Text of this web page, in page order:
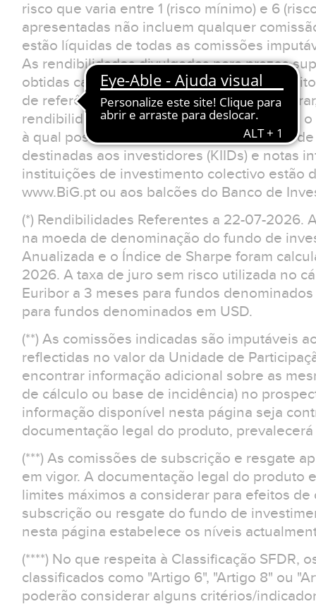
risco que varia entre 1 (risco mínimo) e 6
apresentadas não incluem qualquer
estão líquidas de todas as comissões
As rendibilidades divulgadas para prazos
obtidas caso o investimento tivesse sido
de referência. O investidor deverá
rendibilidades apresentadas não reflectem
à qual possa estar sujeito.Os documentos
destinadas aos investidores (KIIDs) e notas
instituições de investimento colectivo estão
www.BiG.pt ou aos balcões do Banco de
(*) Rendibilidades Referentes a 22-07-2026.
na moeda de denominação do fundo de
Anualizada e o Índice de Sharpe foram
2026. A taxa de juro sem risco utilizada no
Euribor a 3 meses para fundos
para fundos denominados em USD.
(**) As comissões indicadas são imputáveis
reflectidas no valor da Unidade de
encontrar informação adicional sobre as
de cálculo ou base de incidência) no
informação disponível nesta página seja
documentação legal do produto,
(***) As comissões de subscrição e resgate
em vigor. A documentação legal do produto
limites máximos a considerar para efeitos
subscrição ou resgate do fundo de
nesta página estabelece os níveis
(****) No que respeita à Classificação SFDR,
classificados como "Artigo 6", "Artigo 8" ou
poderão considerar alguns critérios/